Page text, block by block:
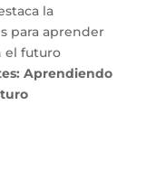
la
para aprender
el futuro
Aprendiendo